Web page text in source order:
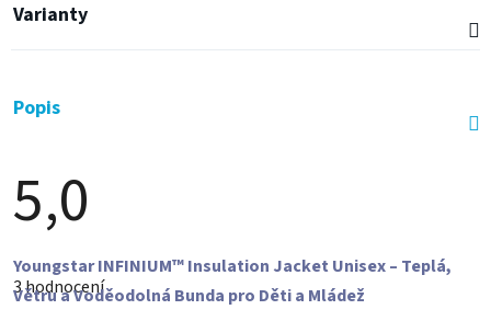
Varianty
Popis
5,0
Průměrné
hodnocení
produktu
je
3 hodnocení
Youngstar INFINIUM™ Insulation Jacket Unisex – Teplá,
Větru a Voděodolná Bunda pro Děti a Mládež